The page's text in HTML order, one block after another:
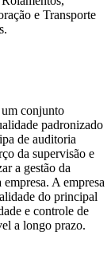
e Transporte
um conjunto
padronizado
de auditoria
da supervisão e
a gestão da
A empresa
do principal
e controle de
a longo prazo.